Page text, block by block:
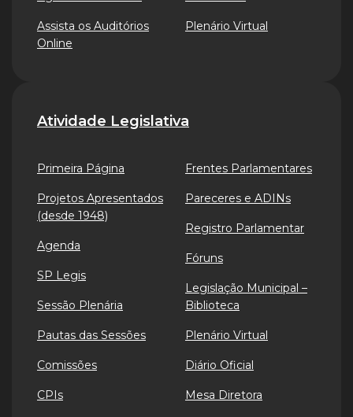
Assista os Auditórios
Online
Plenário Virtual
Atividade Legislativa
Primeira Página
Projetos Apresentados
(desde 1948)
Agenda
SP Legis
Sessão Plenária
Pautas das Sessões
Comissões
CPIs
Frentes Parlamentares
Pareceres e ADINs
Registro Parlamentar
Fóruns
Legislação Municipal –
Biblioteca
Plenário Virtual
Diário Oficial
Mesa Diretora